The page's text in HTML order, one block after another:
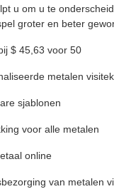
u om u te
groter en beter
$ 45,63 voor 50
metalen
sjablonen
voor alle metalen
online
van metalen